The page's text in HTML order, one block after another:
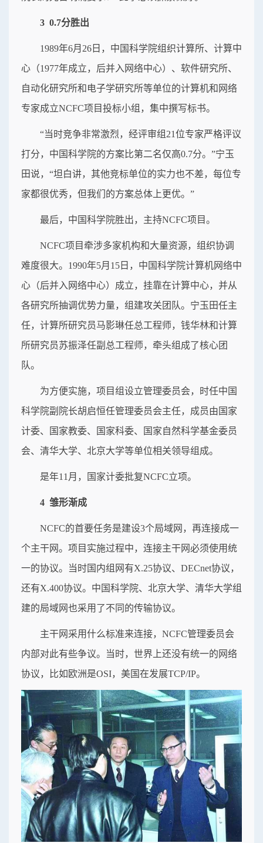
3 0.7分胜出
1989年6月26日，中国科学院组织计算所、计算中
心（1977年成立，后并入网络中心）、软件研究所、
自动化研究所和电子学研究所等单位的计算机和网络
专家成立NCFC项目投标小组，集中撰写标书。
“当时竞争非常激烈，经评审组21位专家严格评议
打分，中国科学院的方案比第二名仅高0.7分。”宁玉
田说，“坦白讲，其他竞标单位的实力也不差，每位专
家都很优秀，但我们的方案总体上更优。”
最后，中国科学院胜出，主持NCFC项目。
NCFC项目牵涉多家机构和大量资源，组织协调
难度很大。1990年5月15日，中国科学院计算机网络中
心（后并入网络中心）成立，挂靠在计算中心，并从
各研究所抽调优势力量，组建攻关团队。宁玉田任主
任，计算所研究员马影琳任总工程师，钱华林和计算
所研究员苏振泽任副总工程师，牵头组成了核心团
队。
为方便实施，项目组设立管理委员会，时任中国
科学院副院长胡启恒任管理委员会主任，成员由国家
计委、国家教委、国家科委、国家自然科学基金委员
会、清华大学、北京大学等单位相关领导组成。
是年11月，国家计委批复NCFC立项。
4 雏形渐成
NCFC的首要任务是建设3个局域网，再连接成一
个主干网。项目实施过程中，连接主干网必须使用统
一的协议。当时国内组网有X.25协议、DECnet协议，
还有X.400协议。中国科学院、北京大学、清华大学组
建的局域网也采用了不同的传输协议。
主干网采用什么标准来连接，NCFC管理委员会
内部对此有些争议。当时，世界上还没有统一的网络
协议，比如欧洲是OSI，美国在发展TCP/IP。